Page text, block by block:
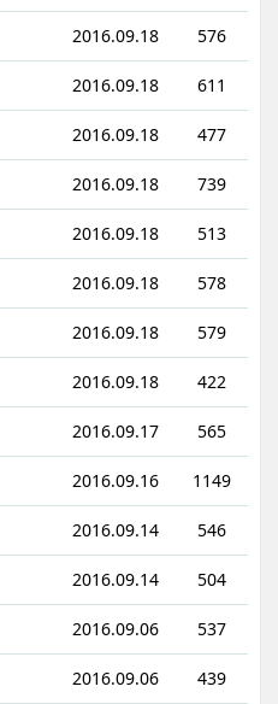
2016.09.18 576
2016.09.18 611
2016.09.18 477
2016.09.18 739
2016.09.18 513
2016.09.18 578
2016.09.18 579
2016.09.18 422
2016.09.17 565
2016.09.16 1149
2016.09.14 546
2016.09.14 504
2016.09.06 537
2016.09.06 439